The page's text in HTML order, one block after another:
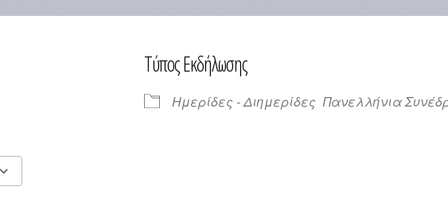
Τύπος Εκδήλωσης
Ημερίδες - Διημερίδες Πανελλήνια